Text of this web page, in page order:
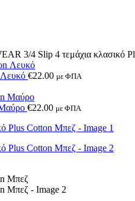
3/4 Slip 4 τεμάχια κλασικό
€22.00 με ΦΠΑ
€22.00 με ΦΠΑ